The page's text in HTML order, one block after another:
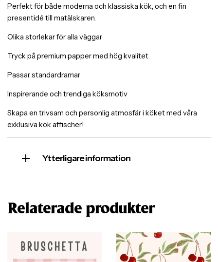
Perfekt för både moderna och klassiska kök, och en fin
presentidé till matälskaren.
Olika storlekar för alla väggar
Tryck på premium papper med hög kvalitet
Passar standardramar
Inspirerande och trendiga köksmotiv
Skapa en trivsam och personlig atmosfär i köket med våra
exklusiva kök affischer!
Ytterligare information
Relaterade produkter